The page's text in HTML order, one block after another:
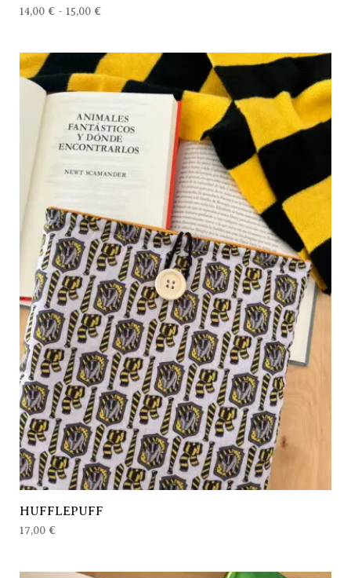
14,00 € - 15,00 €
HUFFLEPUFF
17,00 €